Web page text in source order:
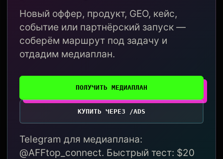
Новый оффер, продукт, GEO, кейс,
событие или партнёрский запуск —
соберём маршрут под задачу и
отдадим медиаплан.
ПОЛУЧИТЬ МЕДИАПЛАН
КУПИТЬ ЧЕРЕЗ /ADS
Telegram для медиаплана:
@AFFtop_connect. Быстрый тест: $20